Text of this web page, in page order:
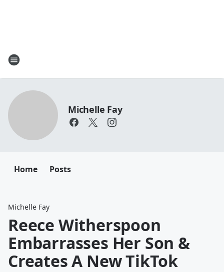
Michelle Fay
Home Posts
Michelle Fay
Reece Witherspoon
Embarrasses Her Son &
Creates A New TikTok